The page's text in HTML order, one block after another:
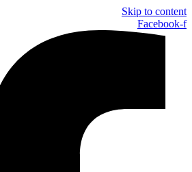
Skip to content
Facebook-f